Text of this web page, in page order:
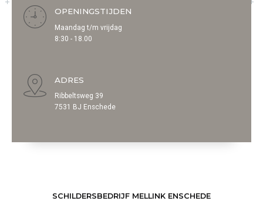
OPENINGSTIJDEN
Maandag t/m vrijdag
8:30 - 18.00
ADRES
Ribbeltsweg 39
7531 BJ Enschede
SCHILDERSBEDRIJF MELLINK ENSCHEDE